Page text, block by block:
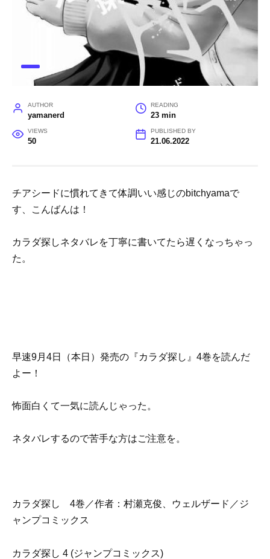
AUTHOR
yamanerd
READING
23 min
VIEWS
50
PUBLISHED BY
21.06.2022
チアシードに慣れてきて体調いい感じのbitchyamaで
す、こんばんは！
カラダ探しネタバレを丁寧に書いてたら遅くなっちゃっ
た。
早速9月4日（本日）発売の『カラダ探し』4巻を読んだ
よー！
怖面白くて一気に読んじゃった。
ネタバレするので苦手な方はご注意を。
カラダ探し 4巻／作者：村瀬克俊、ウェルザード／ジ
ャンプコミックス
カラダ探し 4 (ジャンプコミックス)